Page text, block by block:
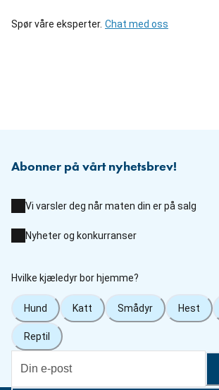
Spør våre eksperter. Chat med oss
Abonner på vårt nyhetsbrev!
Vi varsler deg når maten din er på salg
Nyheter og konkurranser
Hvilke kjæledyr bor hjemme?
Hund Katt Smådyr Hest
Reptil